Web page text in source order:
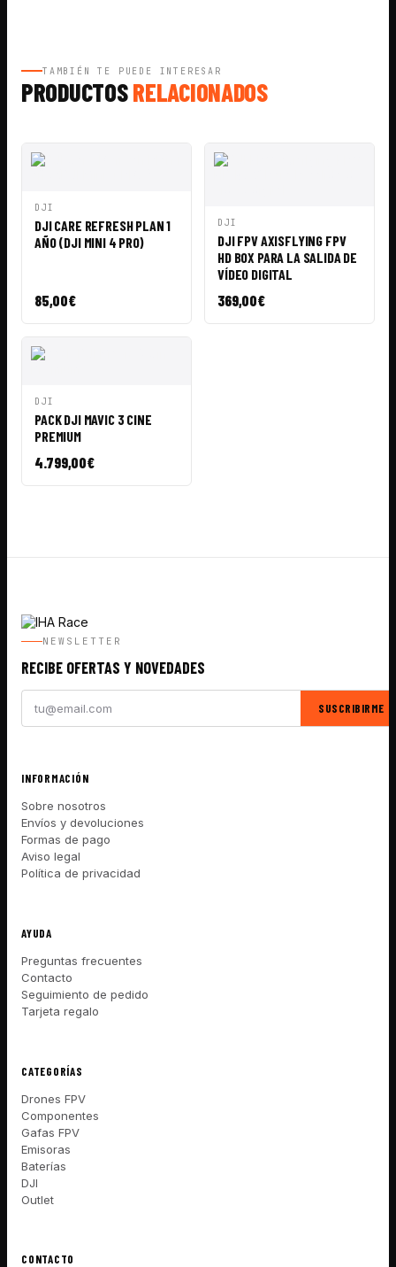
TAMBIÉN TE PUEDE INTERESAR
PRODUCTOSRELACIONADOS
VISTA
DJI
DJI CARE REFRESH PLAN 1
AÑO (DJI MINI 4 PRO)
85,00€
VISTA
DJI
DJI FPV AXISFLYING FPV
HD BOX PARA LA SALIDA DE
VÍDEO DIGITAL
369,00€
VISTA
DJI
PACK DJI MAVIC 3 CINE
PREMIUM
4.799,00€
NEWSLETTER
RECIBE OFERTAS Y NOVEDADES
SUSCRIBIRME
INFORMACIÓN
Sobre nosotros
Envíos y devoluciones
Formas de pago
Aviso legal
Política de privacidad
AYUDA
Preguntas frecuentes
Contacto
Seguimiento de pedido
Tarjeta regalo
CATEGORÍAS
Drones FPV
Componentes
Gafas FPV
Emisoras
Baterías
DJI
Outlet
CONTACTO